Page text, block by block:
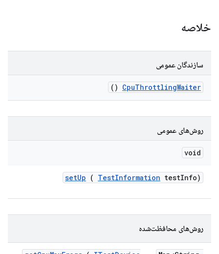
خلاصه
سازندگان عمومی
CpuThrottlingWaiter
()
روش‌های عمومی
void
setUp ( TestInformation testInfo)
روش‌های محافظت‌شده